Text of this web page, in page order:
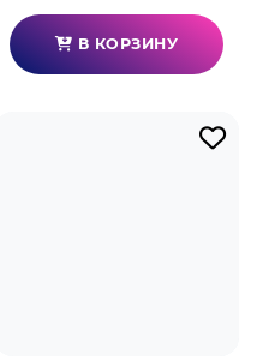
В КОРЗИНУ